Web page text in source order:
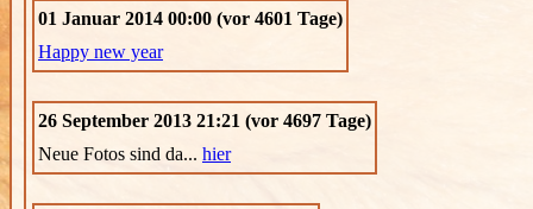
01 Januar 2014 00:00 (vor 4601 Tage)
Happy new year
26 September 2013 21:21 (vor 4697 Tage)
Neue Fotos sind da... hier